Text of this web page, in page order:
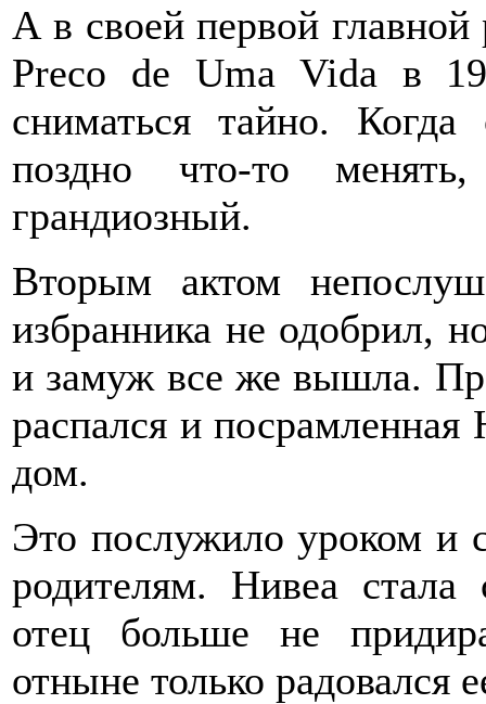
А в своей первой
Preco de Uma Vida в
сниматься тайно.
поздно что-то
грандиозный.
Вторым актом
избранника не одобрил,
и замуж все же вышла.
распался и посрамленная
дом.
Это послужило уроком и
родителям. Нивеа стала
отец больше не
отныне только радовался